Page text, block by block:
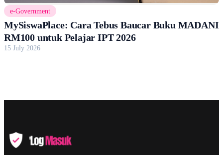
e-Government
MySiswaPlace: Cara Tebus Baucar Buku MADANI
RM100 untuk Pelajar IPT 2026
15 July 2026